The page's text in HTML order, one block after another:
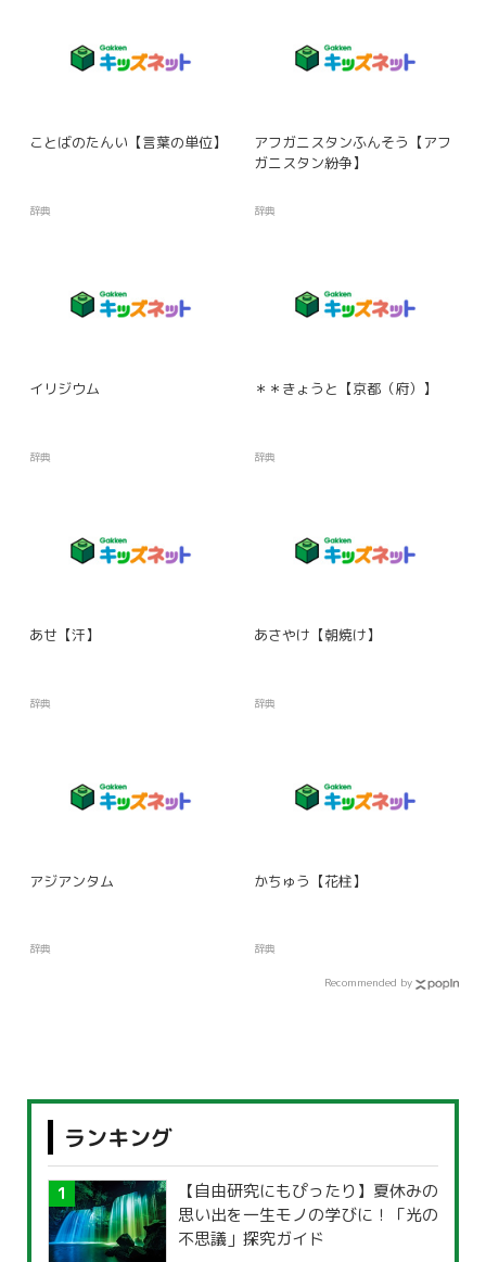
ことばのたんい【言葉の単位】
辞典
アフガニスタンふんそう【アフ
ガニスタン紛争】
辞典
イリジウム
辞典
＊＊きょうと【京都（府）】
辞典
あせ【汗】
辞典
あさやけ【朝焼け】
辞典
アジアンタム
辞典
かちゅう【花柱】
辞典
Recommended by
ランキング
【自由研究にもぴったり】夏休みの
思い出を一生モノの学びに！「光の
不思議」探究ガイド